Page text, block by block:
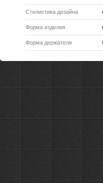
Стилистика дизайна
Форма изделия
Форма держателя